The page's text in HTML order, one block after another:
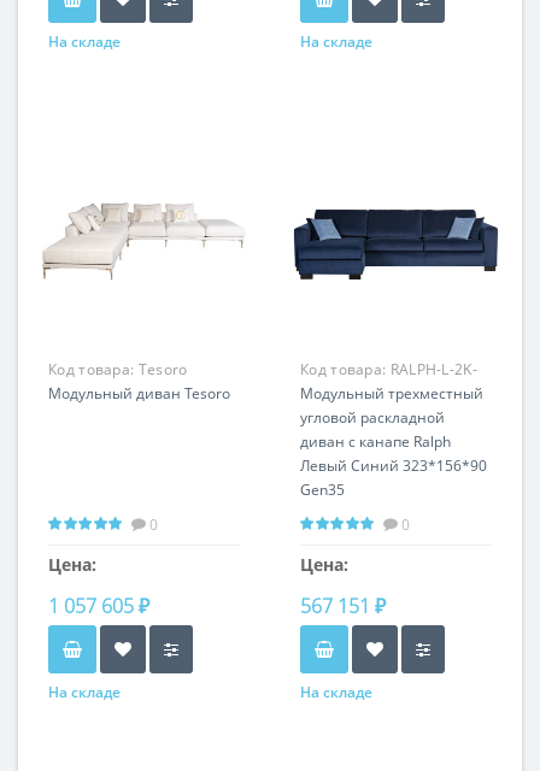
На складе На складе
Код товара: Tesoro
Модульный диван Tesoro
0
Цена:
1 057 605 ₽
На складе
Код товара: RALPH-L-2K-
Gen35
Модульный трехместный
угловой раскладной
диван с канапе Ralph
Левый Синий 323*156*90
Gen35
0
Цена:
567 151 ₽
На складе